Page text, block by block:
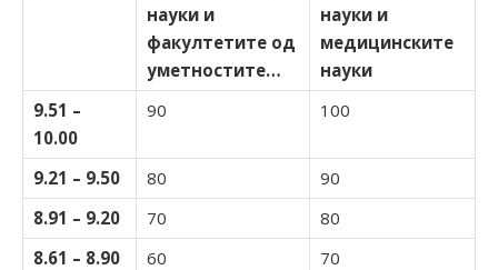
науки и
факултетите од
уметностите…
науки и
медицинските
науки
9.51 –
10.00
90 100
9.21 – 9.50 80
90
8.91 – 9.20
70
80
8.61 – 8.90
60
70